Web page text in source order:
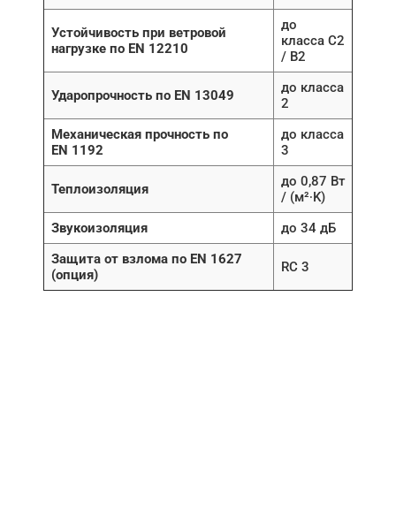
Устойчивость при ветровой
нагрузке по EN 12210
до
класса C2
/ B2
Ударопрочность по EN 13049
до класса
2
Механическая прочность по
EN 1192
до класса
3
Теплоизоляция
до 0,87 Вт
/ (м²∙K)
Звукоизоляция
до 34 дБ
Защита от взлома по EN 1627
(опция)
RC 3